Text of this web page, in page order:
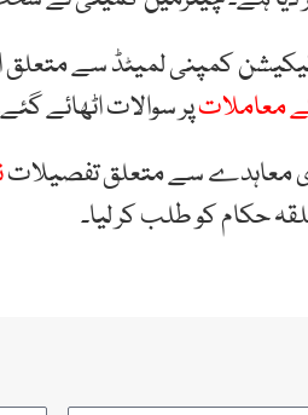
معاملاتپر سوالات اٹھائے
معاہدے سے متعلق تفصیلات
حکام کو طلب کر لیا۔